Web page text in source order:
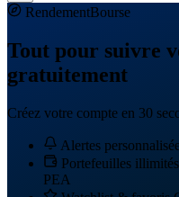
RendementBourse
Tout pour suivre
gratuitement
Créez votre compte en 30
Alertes
Portefeuilles illimités
PEA